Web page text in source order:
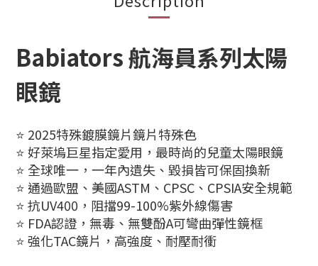
Babiators 航海員系列太陽
眼鏡
⭐ 2025特殊鍍膜鏡片鏡片特殊色
⭐ 好萊塢巨星指定愛用，最時尚的兒童太陽眼鏡
⭐ 全球唯一，一年內遺失、毀損皆可保固換新
⭐ 通過歐盟、美國ASTM、CPSC、CPSIA安全規範
⭐ 抗UV400，阻擋99-100%紫外線傷害
⭐ FDA認證，無毒、無雙酚A可彎曲彈性鏡框
⭐ 強化TAC鏡片，高強度、耐壓耐衝